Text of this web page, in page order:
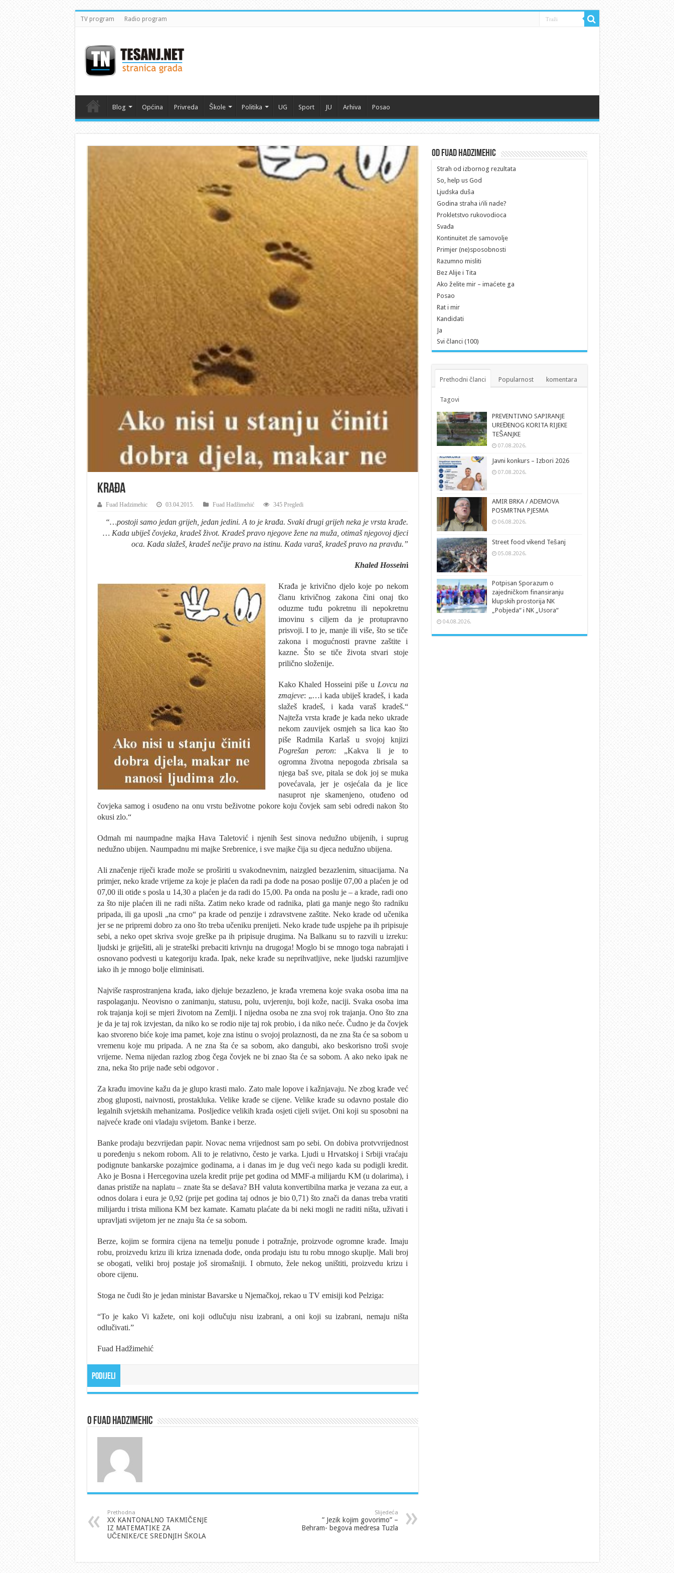
TV program Radio program
Blog Općina Privreda Škole Politika UG Sport JU Arhiva Posao
Krađa
Fuad Hadzimehic 03.04.2015. Fuad Hadžimehić 345 Pregledi
“…postoji samo jedan grijeh, jedan jedini. A to je krađa. Svaki drugi grijeh neka je vrsta krađe.
… Kada ubiješ čovjeka, kradeš život. Kradeš pravo njegove žene na muža, otimaš njegovoj djeci
oca. Kada slažeš, kradeš nečije pravo na istinu. Kada varaš, kradeš pravo na pravdu.”
Khaled Hosseini
Krađa je krivično djelo koje po nekom
članu krivičnog zakona čini onaj tko
oduzme tuđu pokretnu ili nepokretnu
imovinu s ciljem da je protupravno
prisvoji. I to je, manje ili više, što se tiče
zakona i mogućnosti pravne zaštite i
kazne. Što se tiče života stvari stoje
prilično složenije.
Kako Khaled Hosseini piše u Lovcu na
zmajeve: „…i kada ubiješ kradeš, i kada
slažeš kradeš, i kada varaš kradeš.“
Najteža vrsta krađe je kada neko ukrade
nekom zauvijek osmjeh sa lica kao što
piše Radmila Karlaš u svojoj knjizi
Pogrešan peron: „Kakva li je to
ogromna životna nepogoda zbrisala sa
njega baš sve, pitala se dok joj se muka
povećavala, jer je osjećala da je lice
nasuprot nje skamenjeno, otuđeno od
čovjeka samog i osuđeno na onu vrstu beživotne pokore koju čovjek sam sebi odredi nakon što
okusi zlo.“
Odmah mi naumpadne majka Hava Taletović i njenih šest sinova nedužno ubijenih, i suprug
nedužno ubijen. Naumpadnu mi majke Srebrenice, i sve majke čija su djeca nedužno ubijena.
Ali značenje riječi krađe može se proširiti u svakodnevnim, naizgled bezazlenim, situacijama. Na
primjer, neko krade vrijeme za koje je plaćen da radi pa dođe na posao poslije 07,00 a plaćen je od
07,00 ili otiđe s posla u 14,30 a plaćen je da radi do 15,00. Pa onda na poslu je – a krade, radi ono
za što nije plaćen ili ne radi ništa. Zatim neko krade od radnika, plati ga manje nego što radniku
pripada, ili ga uposli „na crno“ pa krade od penzije i zdravstvene zaštite. Neko krade od učenika
jer se ne pripremi dobro za ono što treba učeniku prenijeti. Neko krade tuđe uspjehe pa ih pripisuje
sebi, a neko opet skriva svoje greške pa ih pripisuje drugima. Na Balkanu su to razvili u izreku:
ljudski je griješiti, ali je strateški prebaciti krivnju na drugoga! Moglo bi se mnogo toga nabrajati i
osnovano podvesti u kategoriju krađa. Ipak, neke krađe su neprihvatljive, neke ljudski razumljive
iako ih je mnogo bolje eliminisati.
Najviše rasprostranjena krađa, iako djeluje bezazleno, je krađa vremena koje svaka osoba ima na
raspolaganju. Neovisno o zanimanju, statusu, polu, uvjerenju, boji kože, naciji. Svaka osoba ima
rok trajanja koji se mjeri životom na Zemlji. I nijedna osoba ne zna svoj rok trajanja. Ono što zna
je da je taj rok izvjestan, da niko ko se rodio nije taj rok probio, i da niko neće. Čudno je da čovjek
kao stvoreno biće koje ima pamet, koje zna istinu o svojoj prolaznosti, da ne zna šta će sa sobom u
vremenu koje mu pripada. A ne zna šta će sa sobom, ako dangubi, ako beskorisno troši svoje
vrijeme. Nema nijedan razlog zbog čega čovjek ne bi znao šta će sa sobom. A ako neko ipak ne
zna, neka što prije nađe sebi odgovor .
Za krađu imovine kažu da je glupo krasti malo. Zato male lopove i kažnjavaju. Ne zbog krađe već
zbog gluposti, naivnosti, prostakluka. Velike krađe se cijene. Velike krađe su odavno postale dio
legalnih svjetskih mehanizama. Posljedice velikih krađa osjeti cijeli svijet. Oni koji su sposobni na
najveće krađe oni vladaju svijetom. Banke i berze.
Banke prodaju bezvrijedan papir. Novac nema vrijednost sam po sebi. On dobiva protvvrijednost
u poređenju s nekom robom. Ali to je relativno, često je varka. Ljudi u Hrvatskoj i Srbiji vraćaju
podignute bankarske pozajmice godinama, a i danas im je dug veći nego kada su podigli kredit.
Ako je Bosna i Hercegovina uzela kredit prije pet godina od MMF-a milijardu KM (u dolarima), i
danas pristiže na naplatu – znate šta se dešava? BH valuta konvertibilna marka je vezana za eur, a
odnos dolara i eura je 0,92 (prije pet godina taj odnos je bio 0,71) što znači da danas treba vratiti
milijardu i trista miliona KM bez kamate. Kamatu plaćate da bi neki mogli ne raditi ništa, uživati i
upravljati svijetom jer ne znaju šta će sa sobom.
Berze, kojim se formira cijena na temelju ponude i potražnje, proizvode ogromne krađe. Imaju
robu, proizvedu krizu ili kriza iznenada dođe, onda prodaju istu tu robu mnogo skuplje. Mali broj
se obogati, veliki broj postaje još siromašniji. I obrnuto, žele nekog uništiti, proizvedu krizu i
obore cijenu.
Stoga ne čudi što je jedan ministar Bavarske u Njemačkoj, rekao u TV emisiji kod Pelziga:
“To je kako Vi kažete, oni koji odlučuju nisu izabrani, a oni koji su izabrani, nemaju ništa
odlučivati.”
Fuad Hadžimehić
Podijeli
O Fuad Hadzimehic
Prethodna
XX KANTONALNO TAKMIČENJE
IZ MATEMATIKE ZA
UČENIKE/CE SREDNJIH ŠKOLA
Slijedeća
” Jezik kojim govorimo” –
Behram- begova medresa Tuzla
Od Fuad Hadzimehic
Strah od izbornog rezultata
So, help us God
Ljudska duša
Godina straha i/ili nade?
Prokletstvo rukovodioca
Svađa
Kontinuitet zle samovolje
Primjer (ne)sposobnosti
Razumno misliti
Bez Alije i Tita
Ako želite mir – imaćete ga
Posao
Rat i mir
Kandidati
Ja
Svi članci (100)
Prethodni članci Popularnost komentara
Tagovi
PREVENTIVNO SAPIRANJE
UREĐENOG KORITA RIJEKE
TEŠANJKE
07.08.2026.
Javni konkurs – Izbori 2026
07.08.2026.
AMIR BRKA / ADEMOVA
POSMRTNA PJESMA
06.08.2026.
Street food vikend Tešanj
05.08.2026.
Potpisan Sporazum o
zajedničkom finansiranju
klupskih prostorija NK
„Pobjeda“ i NK „Usora“
04.08.2026.